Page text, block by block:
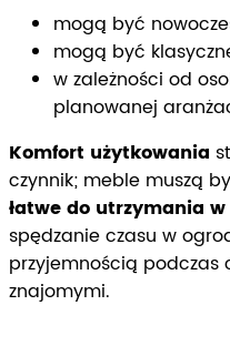
mogą być
mogą być
w zależności od
planowanej
Komfort użytkowania
czynnik; meble muszą
łatwe do utrzymania
spędzanie czasu w
przyjemnością podczas
znajomymi.